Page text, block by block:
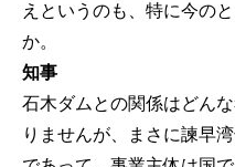
えというのも、特に今の
か。
知事
石木ダムとの関係はどん
りませんが、まさに諫早